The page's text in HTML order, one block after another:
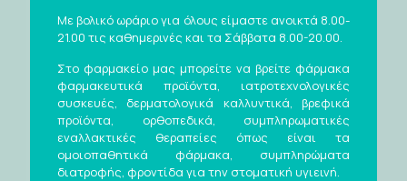
Με βολικό ωράριο για όλους είμαστε ανοικτά 8.00-
21.00 τις καθημερινές και τα Σάββατα 8.00-20.00.
Στο φαρμακείο μας μπορείτε να βρείτε φάρμακα
φαρμακευτικά προϊόντα, ιατροτεχνολογικές
συσκευές, δερματολογικά καλλυντικά, βρεφικά
προϊόντα, ορθοπεδικά, συμπληρωματικές
εναλλακτικές θεραπείες όπως είναι τα
ομοιοπαθητικά φάρμακα, συμπληρώματα
διατροφής, φροντίδα για την στοματική υγιεινή.